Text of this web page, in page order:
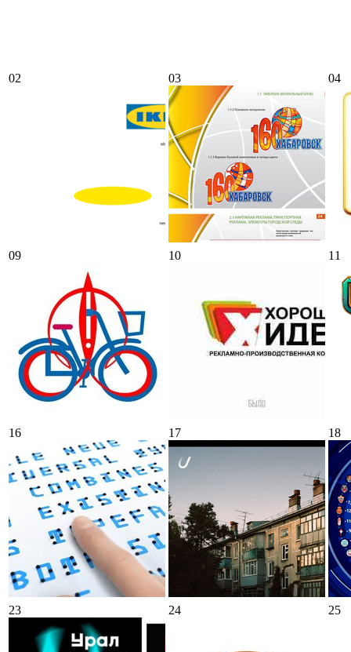
02 03 04
09 10 11
16 17 18
23 24 25